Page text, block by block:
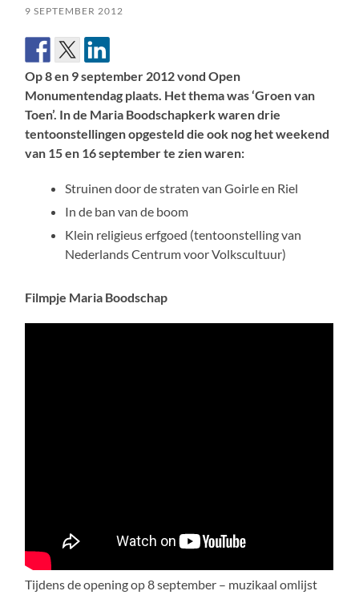
9 SEPTEMBER 2012
Op 8 en 9 september 2012 vond Open
Monumentendag plaats. Het thema was ‘Groen van
Toen’. In de Maria Boodschapkerk waren drie
tentoonstellingen opgesteld die ook nog het weekend
van 15 en 16 september te zien waren:
Struinen door de straten van Goirle en Riel
In de ban van de boom
Klein religieus erfgoed (tentoonstelling van
Nederlands Centrum voor Volkscultuur)
Filmpje Maria Boodschap
Tijdens de opening op 8 september – muzikaal omlijst